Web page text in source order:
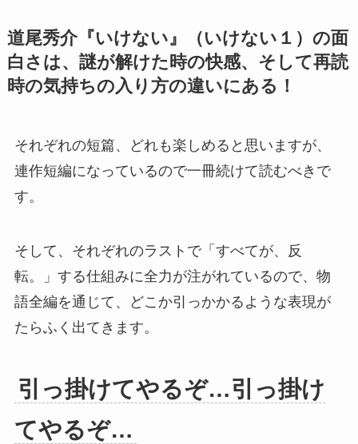
道尾秀介『いけない』（いけない１）の面
白さは、謎が解けた時の快感、そして再読
時の気持ちの入り方の違いにある！
それぞれの短篇、どれも楽しめると思いますが、
連作短編になっているので一冊続けて読むべきで
す。
そして、それぞれのラストで「すべてが、反
転。」する仕組みに全力が注がれているので、物
語全編を通じて、どこか引っかかるような表現が
たらふく出てきます。
引っ掛けてやるぞ…引っ掛け
てやるぞ…